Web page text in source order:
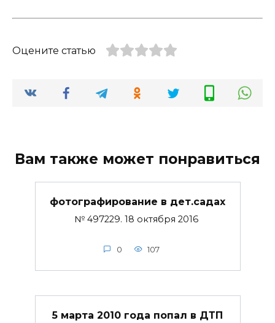
Оцените статью
Вам также может понравиться
фотографирование в дет.садах
№ 497229. 18 октября 2016
0 107
5 марта 2010 года попал в ДТП